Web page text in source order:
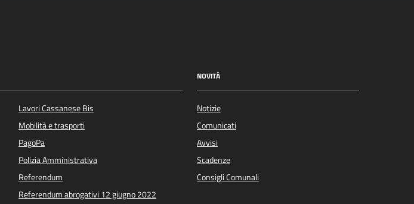
Lavori Cassanese Bis
Mobilità e trasporti
PagoPa
Polizia Amministrativa
Referendum
Referendum abrogativi 12 giugno 2022
NOVITÀ
Notizie
Comunicati
Avvisi
Scadenze
Consigli Comunali